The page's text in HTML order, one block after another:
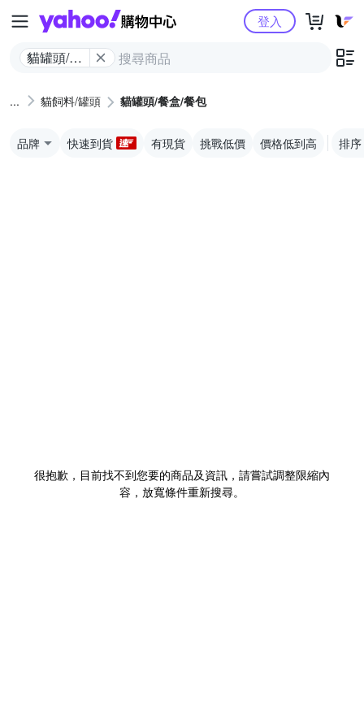
Yahoo購物中心
貓罐頭/餐
登入
貓飼料/罐頭 貓罐頭/餐盒/餐包
品牌 快速到貨 有現貨 挑戰低價 價格低到高 排序
很抱歉，目前找不到您要的商品及資訊，請嘗試調整限縮內
容，放寬條件重新搜尋。